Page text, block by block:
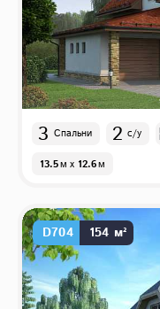
3 Спальни 2 с/у
13.5м x 12.6м
D704 154 м²